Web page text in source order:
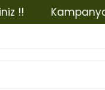
Kampanya: